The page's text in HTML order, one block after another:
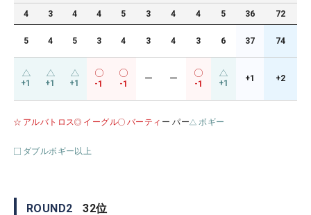
4 3 4 4 5 3 4 4 5 36 72
5 4 5 3 4 3 4 3 6 37 74
+1 +1 +1 -1 -1
ー ー
-1 +1 +1 +2
アルバトロス イーグル バーティ ー パー ボギー
ダブルボギー以上
ROUND2 32位